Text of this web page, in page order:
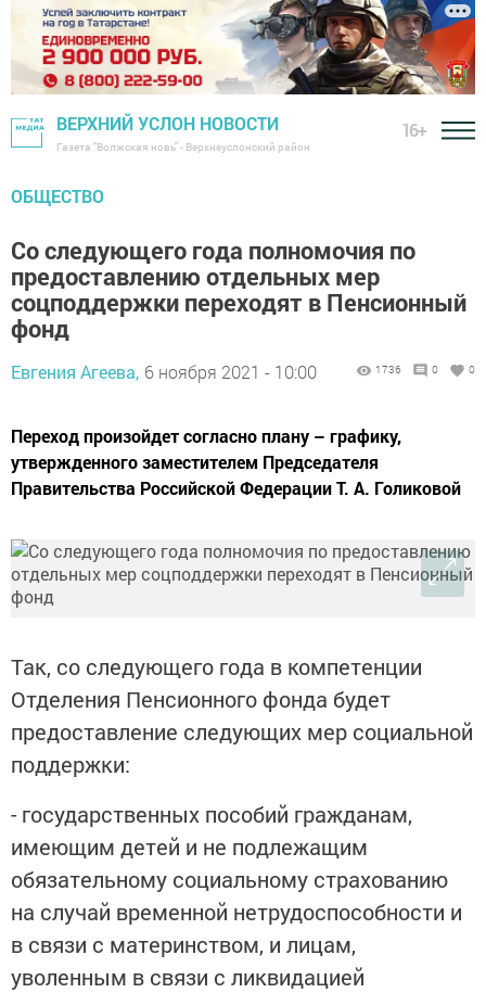
ВЕРХНИЙ УСЛОН НОВОСТИ
Газета "Волжская новь" - Верхнеуслонский район
16+
ОБЩЕСТВО
Со следующего года полномочия по
предоставлению отдельных мер
соцподдержки переходят в Пенсионный
фонд
Евгения Агеева, 6 ноября 2021 - 10:00 1736 0 0
Переход произойдет согласно плану – графику,
утвержденного заместителем Председателя
Правительства Российской Федерации Т. А. Голиковой
Так, со следующего года в компетенции
Отделения Пенсионного фонда будет
предоставление следующих мер социальной
поддержки:
- государственных пособий гражданам,
имеющим детей и не подлежащим
обязательному социальному страхованию
на случай временной нетрудоспособности и
в связи с материнством, и лицам,
уволенным в связи с ликвидацией